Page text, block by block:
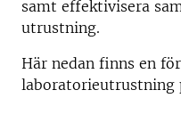
samt effektivisera
utrustning.
Här nedan finns en
laboratorieutrustning